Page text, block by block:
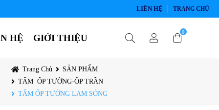
LIÊN HỆ TRANG CHỦ
HỆ GIỚI THIỆU
0
Trang Chủ
SẢN PHẨM
TẤM ỐP TƯỜNG-ỐP TRẦN
TẤM ỐP TƯỜNG LAM SÓNG